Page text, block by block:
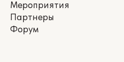
Мероприятия
Партнеры
Форум